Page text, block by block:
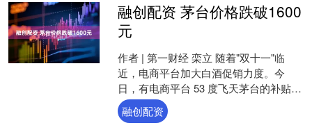
融创配资 茅台价格跌破1600
元
作者 | 第一财经 栾立 随着"双十一"临
近，电商平台加大白酒促销力度。今
日，有电商平台 53 度飞天茅台的补贴后
价格已跌破 1600 元 / 瓶，引发酒商担
忧....
融创配资